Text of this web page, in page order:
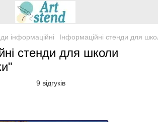
інформаційні Інформаційні стенди для
стенди для школи
9 відгуків